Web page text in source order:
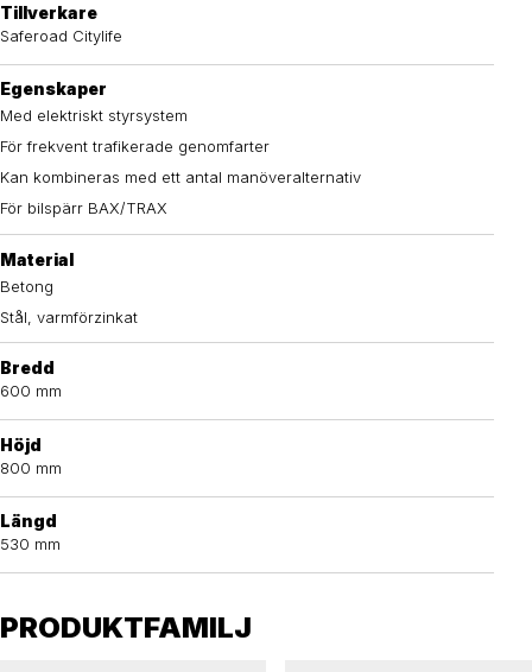
Tillverkare
Saferoad Citylife
Egenskaper
Med elektriskt styrsystem
För frekvent trafikerade genomfarter
Kan kombineras med ett antal manöveralternativ
För bilspärr BAX/TRAX
Material
Betong
Stål, varmförzinkat
Bredd
600 mm
Höjd
800 mm
Längd
530 mm
PRODUKTFAMILJ